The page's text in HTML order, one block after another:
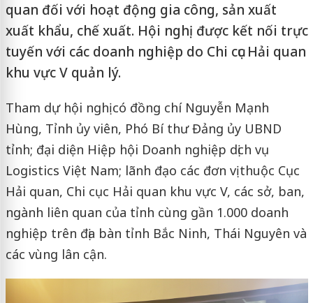
quan đối với hoạt động gia công, sản xuất
xuất khẩu, chế xuất. Hội nghị được kết nối trực
tuyến với các doanh nghiệp do Chi cục Hải quan
khu vực V quản lý.
Tham dự hội nghị có đồng chí Nguyễn Mạnh
Hùng, Tỉnh ủy viên, Phó Bí thư Đảng ủy UBND
tỉnh; đại diện Hiệp hội Doanh nghiệp dịch vụ
Logistics Việt Nam; lãnh đạo các đơn vị thuộc Cục
Hải quan, Chi cục Hải quan khu vực V, các sở, ban,
ngành liên quan của tỉnh cùng gần 1.000 doanh
nghiệp trên địa bàn tỉnh Bắc Ninh, Thái Nguyên và
các vùng lân cận.